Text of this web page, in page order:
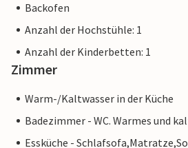
Backofen
Anzahl der Hochstühle: 1
Anzahl der Kinderbetten: 1
Zimmer
Warm-/Kaltwasser in der Küche
Badezimmer - WC. Warmes und
Essküche -